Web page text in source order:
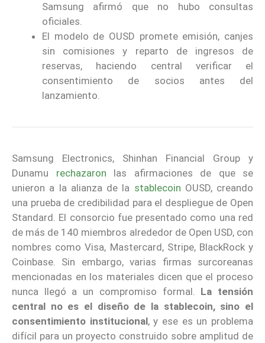
Samsung afirmó que no hubo consultas
oficiales.
El modelo de OUSD promete emisión, canjes
sin comisiones y reparto de ingresos de
reservas, haciendo central verificar el
consentimiento de socios antes del
lanzamiento.
Samsung Electronics, Shinhan Financial Group y
Dunamu rechazaron las afirmaciones de que se
unieron a la alianza de la stablecoin OUSD, creando
una prueba de credibilidad para el despliegue de Open
Standard. El consorcio fue presentado como una red
de más de 140 miembros alrededor de Open USD, con
nombres como Visa, Mastercard, Stripe, BlackRock y
Coinbase. Sin embargo, varias firmas surcoreanas
mencionadas en los materiales dicen que el proceso
nunca llegó a un compromiso formal. La tensión
central no es el diseño de la stablecoin, sino el
consentimiento institucional, y ese es un problema
difícil para un proyecto construido sobre amplitud de